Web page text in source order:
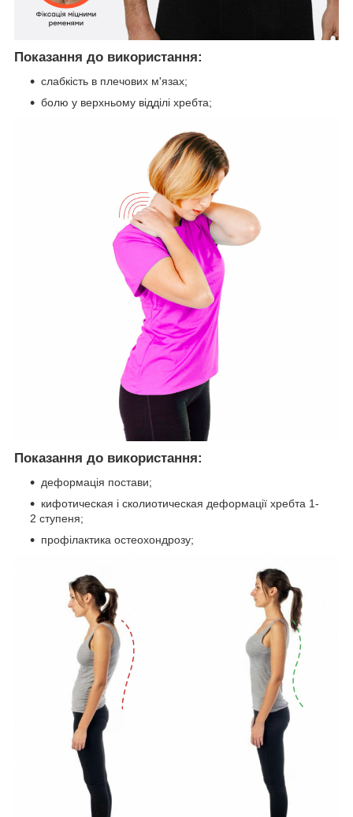
Показання до використання:
слабкість в плечових м'язах;
болю у верхньому відділі хребта;
Показання до використання:
деформація постави;
кифотическая і сколиотическая деформації хребта 1-
2 ступеня;
профілактика остеохондрозу;